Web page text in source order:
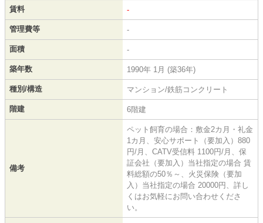
賃料 -
管理費等 -
面積 -
築年数 1990年 1月 (築36年)
種別/構造 マンション/鉄筋コンクリート
階建 6階建
備考
ペット飼育の場合：敷金2カ月・礼金
1カ月、安心サポート（要加入）880
円/月、CATV受信料 1100円/月、保
証会社（要加入）当社指定の場合 賃
料総額の50％～、火災保険（要加
入）当社指定の場合 20000円、詳し
くはお気軽にお問い合わせくださ
い。